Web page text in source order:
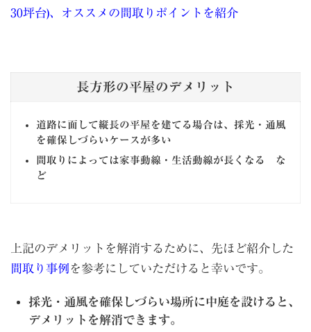
30坪台)、オススメの間取りポイントを紹介
長方形の平屋のデメリット
道路に面して縦長の平屋を建てる場合は、採光・通風
を確保しづらいケースが多い
間取りによっては家事動線・生活動線が長くなる な
ど
上記のデメリットを解消するために、先ほど紹介した
間取り事例 を参考にしていただけると幸いです。
採光・通風を確保しづらい場所に中庭を設けると、
デメリットを解消できます。